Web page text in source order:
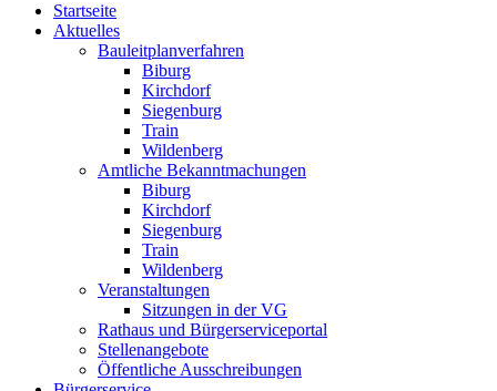
Startseite
Aktuelles
Bauleitplanverfahren
Biburg
Kirchdorf
Siegenburg
Train
Wildenberg
Amtliche Bekanntmachungen
Biburg
Kirchdorf
Siegenburg
Train
Wildenberg
Veranstaltungen
Sitzungen in der VG
Rathaus und Bürgerserviceportal
Stellenangebote
Öffentliche Ausschreibungen